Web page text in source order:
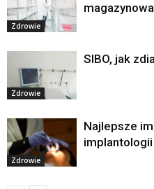
Zdrowie
Zdrowie
SIBO, jak
Zdrowie
Najlepsze